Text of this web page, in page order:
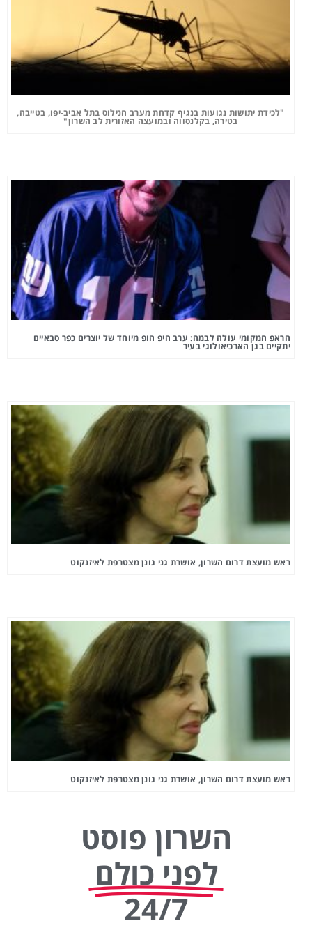
"לכידת יתושות נגועות בנגיף קדחת מערב הנילוס בתל אביב-יפו, בטייבה,
בטירה, בקלנסווה ובמועצה האזורית לב השרון"
הראפ המקומי עולה לבמה: ערב היפ הופ מיוחד של יוצרים כפר סבאיים
יתקיים בגן הארכיאולוגי בעיר
ראש מועצת דרום השרון, אושרת גני גונן מצטרפת לאיזנקוט
ראש מועצת דרום השרון, אושרת גני גונן מצטרפת לאיזנקוט
השרון פוסט
לפני כולם
24/7